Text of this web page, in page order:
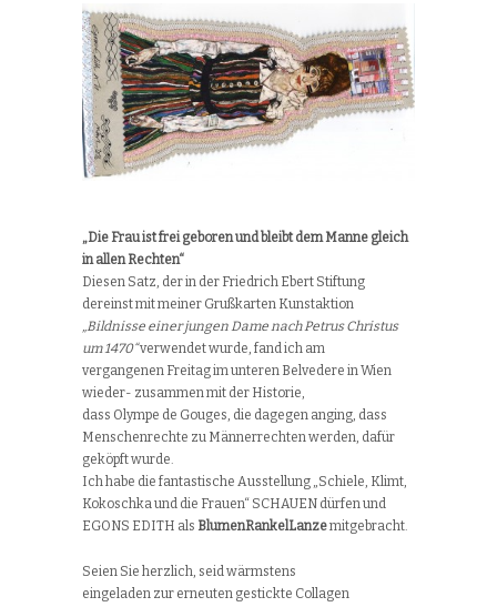
„Die Frau ist frei geboren und bleibt dem Manne gleich
in allen Rechten“
Diesen Satz, der in der Friedrich Ebert Stiftung
dereinst mit meiner Grußkarten Kunstaktion
„Bildnisse einer jungen Dame nach Petrus Christus
um 1470“verwendet wurde, fand ich am
vergangenen Freitag im unteren Belvedere in Wien
wieder- zusammen mit der Historie,
dass Olympe de Gouges, die dagegen anging, dass
Menschenrechte zu Männerrechten werden, dafür
geköpft wurde.
Ich habe die fantastische Ausstellung „Schiele, Klimt,
Kokoschka und die Frauen“ SCHAUEN dürfen und
EGONS EDITH als BlumenRankelLanzemitgebracht.
Seien Sie herzlich, seid wärmstens
eingeladen zur erneuten gestickte Collagen